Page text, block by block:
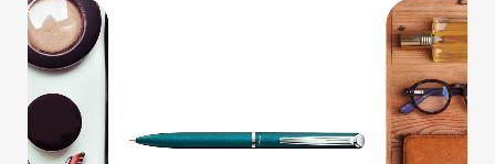
エナージェル
シャープペン
メッセージ